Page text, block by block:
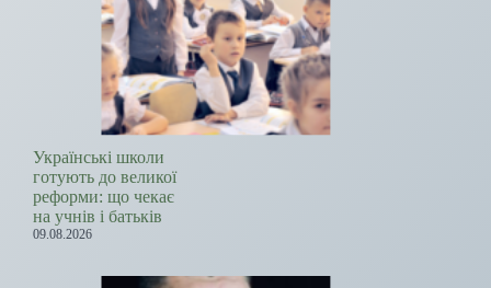
Українські школи
готують до великої
реформи: що чекає
на учнів і батьків
09.08.2026